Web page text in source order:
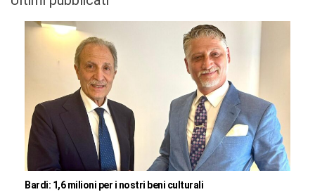
Bardi: 1,6 milioni per i nostri beni culturali